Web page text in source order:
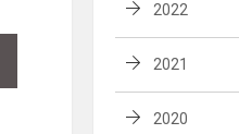
2022
2021
2020